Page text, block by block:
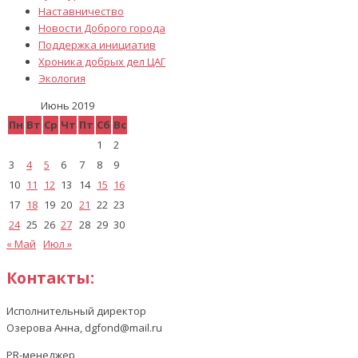
Наставничество
Новости Доброго города
Поддержка инициатив
Хроника добрых дел ЦАГ
Экология
Июнь 2019
Пн Вт Ср Чт Пт Сб Вс
1
2
3
4 5 6 7 8
9
10 11 12 13 14 15 16
17 18 19 20 21 22 23
24 25 26 27 28 29 30
« Май Июл »
Контакты:
Исполнительный директор
Озерова Анна, dgfond@mail.ru
PR-менеджер